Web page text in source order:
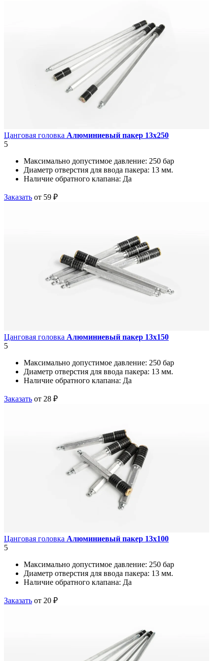
Цанговая головка Алюминиевый пакер 13х250
5
Максимально допустимое давление: 250 бар
Диаметр отверстия для ввода пакера: 13 мм.
Наличие обратного клапана: Да
Заказать от 59 ₽
Цанговая головка Алюминиевый пакер 13х150
5
Максимально допустимое давление: 250 бар
Диаметр отверстия для ввода пакера: 13 мм.
Наличие обратного клапана: Да
Заказать от 28 ₽
Цанговая головка Алюминиевый пакер 13х100
5
Максимально допустимое давление: 250 бар
Диаметр отверстия для ввода пакера: 13 мм.
Наличие обратного клапана: Да
Заказать от 20 ₽